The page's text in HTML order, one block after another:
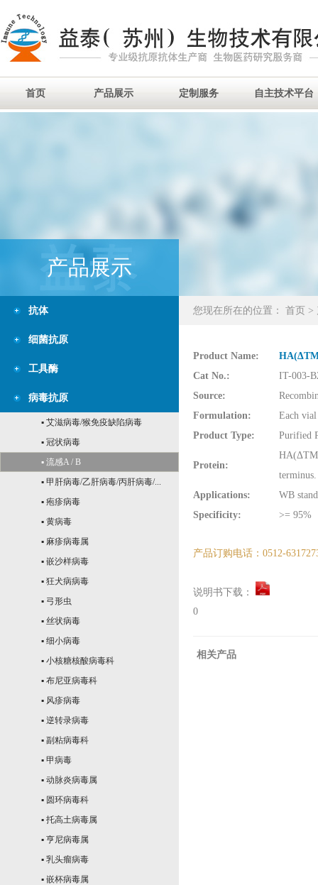
首页 产品展示 定制服务 自主技术平台
产品展示
抗体
细菌抗原
工具酶
病毒抗原
▪ 艾滋病毒/猴免疫缺陷病毒
▪ 冠状病毒
▪ 流感A / B
▪ 甲肝病毒/乙肝病毒/丙肝病毒/...
▪ 疱疹病毒
▪ 黄病毒
▪ 麻疹病毒属
▪ 嵌沙样病毒
▪ 狂犬病病毒
▪ 弓形虫
▪ 丝状病毒
▪ 细小病毒
▪ 小核糖核酸病毒科
▪ 布尼亚病毒科
▪ 风疹病毒
▪ 逆转录病毒
▪ 副粘病毒科
▪ 甲病毒
▪ 动脉炎病毒属
▪ 圆环病毒科
▪ 托高土病毒属
▪ 亨尼病毒属
▪ 乳头瘤病毒
▪ 嵌杯病毒属
您现在所在的位置： 首页 >
Product Name:
Cat No.:
IT-003-
Source:
Formulation:
Each
Product Type:
Purified
Protein:
Applications:
WB
Specificity:
>= 95%
产品订购电话：0512-
说明书下载：
0
相关产品